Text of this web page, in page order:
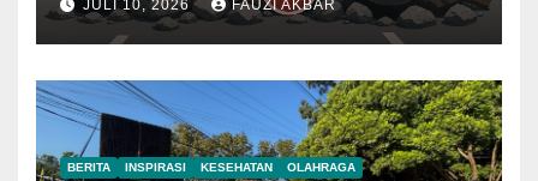
JULI 10, 2026 FAUZI AKBAR
BERITA INSPIRASI KESEHATAN OLAHRAGA